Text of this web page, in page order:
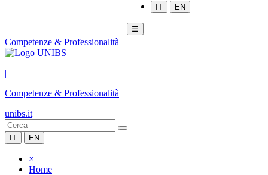
IT EN
☰
Competenze & Professionalità
|
Competenze & Professionalità
unibs.it
IT EN
×
Home